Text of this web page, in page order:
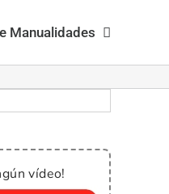
Manualidades
vídeo!